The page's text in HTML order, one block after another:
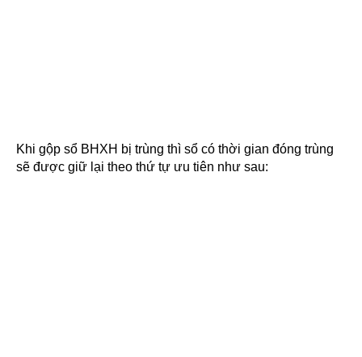
Khi gộp sổ BHXH bị trùng thì sổ có thời gian đóng trùng
sẽ được giữ lại theo thứ tự ưu tiên như sau: